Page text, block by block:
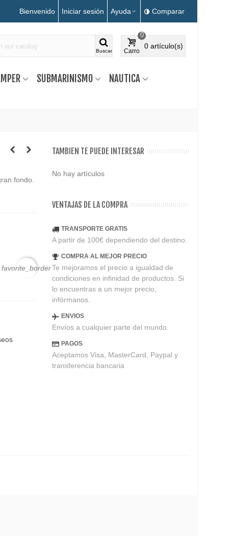
Bienvenido Iniciar sesión Ayuda Comparar
Buscar Carro
0
0 artículo(s)
SUBMARINISMO
NAUTICA
fondo.
favorite_border
TAMBIEN TE PUEDE INTERESAR
No hay artículos
VENTAJAS DE LA COMPRA
TRANSPORTE GRATIS
A partir de 100€ dependiendo del destino.
COMPRA AL MEJOR PRECIO
Te mejoramos el precio a igualdad de
condiciones en infinidad de productos. Si
lo encuentras a un mejor precio,
infórmanos.
ENVIOS
Envíos a cualquier parte del mundo.
PAGOS
Aceptamos Visa, MasterCard, Paypal y
transferencia bancaria